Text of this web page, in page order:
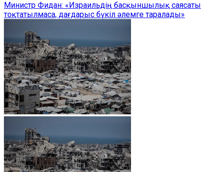
Министр Фидан: «Израильдің басқыншылық саясаты
тоқтатылмаса, дағдарыс бүкіл әлемге таралады»